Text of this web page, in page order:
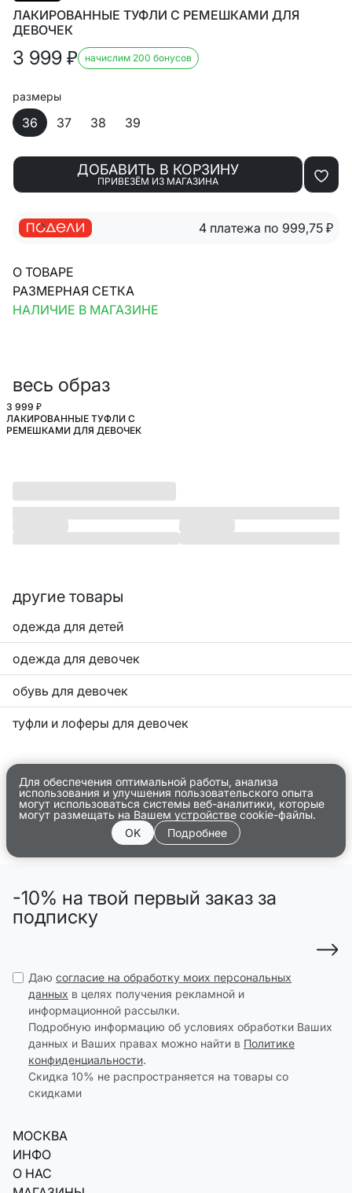
ЛАКИРОВАННЫЕ ТУФЛИ С РЕМЕШКАМИ ДЛЯ
ДЕВОЧЕК
3 999 ₽ начислим 200 бонусов
размеры
36 37 38 39
ДОБАВИТЬ В КОРЗИНУ
ПРИВЕЗЁМ ИЗ МАГАЗИНА
4 платежа по 999,75 ₽
О ТОВАРЕ
РАЗМЕРНАЯ СЕТКА
НАЛИЧИЕ В МАГАЗИНЕ
весь образ
ШКОЛА
3 999 ₽
ЛАКИРОВАННЫЕ ТУФЛИ С
РЕМЕШКАМИ ДЛЯ ДЕВОЧЕК
другие товары
одежда для детей
одежда для девочек
обувь для девочек
туфли и лоферы для девочек
Для обеспечения оптимальной работы, анализа
использования и улучшения пользовательского опыта
могут использоваться системы веб-аналитики, которые
могут размещать на Вашем устройстве cookie-файлы.
OK
Подробнее
-10% на твой первый заказ за
подписку
Даю согласие на обработку моих персональных
данных в целях получения рекламной и
информационной рассылки.
Подробную информацию об условиях обработки Ваших
данных и Ваших правах можно найти в Политике
конфиденциальности.
Скидка 10% не распространяется на товары со
скидками
МОСКВА
ИНФО
О НАС